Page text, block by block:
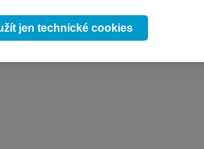
jen technické cookies